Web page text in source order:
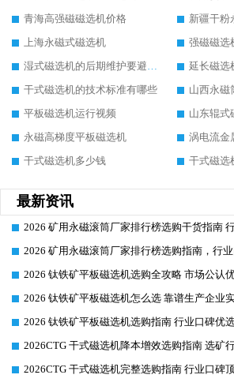
青海高强磁磁选机价格
新疆干粉
上海永磁式磁选机
湿式磁选机的后期维护要避开哪些坑
延长磁选
干式磁选机的技术标准有哪些
平板磁选机运行视频
山东辊式
永磁高梯度平板磁选机
涡电流金
干式磁选机多少钱
干式磁选
最新资讯
2026 矿用永磁滚筒厂家排行榜选购干货指南
2026 矿用永磁滚筒厂家排行榜选购指南，行
2026 钛铁矿平板磁选机选购全攻略 市场公认
2026 钛铁矿平板磁选机怎么选 靠谱生产企业
2026 钛铁矿平板磁选机选购指南 行业口碑优
2026CTG 干式磁选机降本增效选购指南 选矿
2026CTG 干式磁选机完整选购指南 行业口碑